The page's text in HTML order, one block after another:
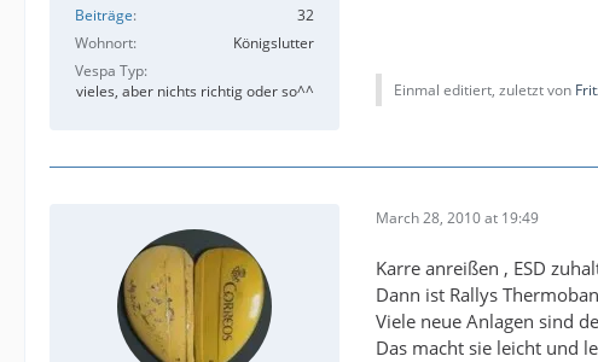
Beiträge
32
Wohnort
Königslutter
Vespa Typ
vieles, aber nichts richtig oder so^^
Einmal editiert, zuletzt von
March 28, 2010 at 19:49
Karre anreißen , ESD
Dann ist Rallys
Viele neue Anlagen sind
Das macht sie leicht und